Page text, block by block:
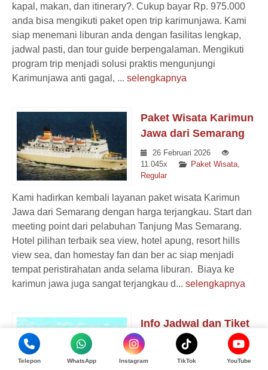
kapal, makan, dan itinerary?. Cukup bayar Rp. 975.000
anda bisa mengikuti paket open trip karimunjawa. Kami
siap menemani liburan anda dengan fasilitas lengkap,
jadwal pasti, dan tour guide berpengalaman. Mengikuti
program trip menjadi solusi praktis mengunjungi
Karimunjawa anti gagal, ... selengkapnya
Paket Wisata Karimun
Jawa dari Semarang
26 Februari 2026
11.045x
Paket Wisata
Regular
Kami hadirkan kembali layanan paket wisata Karimun
Jawa dari Semarang dengan harga terjangkau. Start dan
meeting point dari pelabuhan Tanjung Mas Semarang.
Hotel pilihan terbaik sea view, hotel apung, resort hills
view sea, dan homestay fan dan ber ac siap menjadi
tempat peristirahatan anda selama liburan. Biaya ke
karimun jawa juga sangat terjangkau d... selengkapnya
Info Jadwal dan Tiket
Kapal ke Karimunjawa
7 Februari 2026
4.841x
Telepon WhatsApp Instagram TikTok YouTube